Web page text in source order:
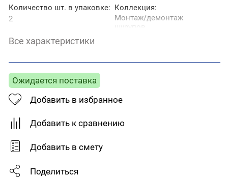
Количество шт. в упаковке:
2
Коллекция:
Монтаж/демонтаж
Назначение:
Для монтажа и
Бита
Все характеристики
Ожидается поставка
Добавить в избранное
Добавить к сравнению
Добавить в смету
Поделиться